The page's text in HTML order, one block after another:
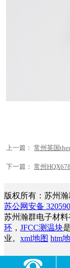
上一篇：常州英国
下一篇：常州
版权所有：苏州
苏公网安备
苏州瀚群电子材
环 ， JFCC测温块
业。 xml地图 htm